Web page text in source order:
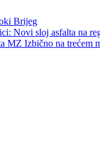
Brijeg
Novi sloj asfalta na
Izbično na trećem